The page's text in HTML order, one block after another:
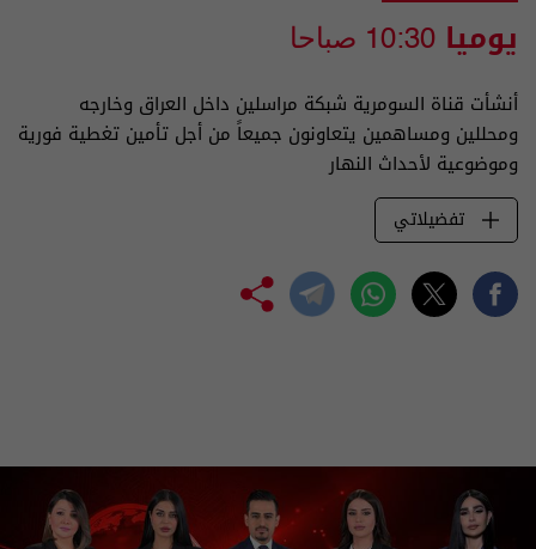
يوميا 10:30 صباحا
أنشأت قناة السومرية شبكة مراسلين داخل العراق وخارجه
ومحللين ومساهمين يتعاونون جميعاً من أجل تأمين تغطية فورية
وموضوعية لأحداث النهار
تفضيلاتي